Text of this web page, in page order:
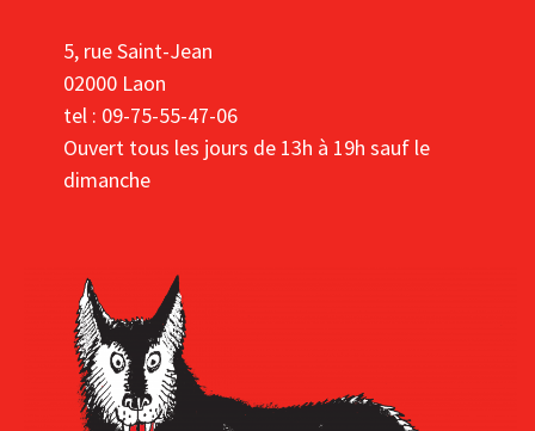
5, rue Saint-Jean
02000 Laon
tel : 09-75-55-47-06
Ouvert tous les jours de 13h à 19h sauf le
dimanche